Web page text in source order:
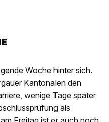
Woche hinter sich.
Kantonalen den
wenige Tage später
als